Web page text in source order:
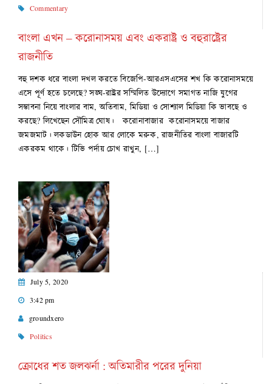
Commentary
বাংলা এখন – করোনাসময় এবং একরাষ্ট্র ও বহুরাষ্ট্রের
রাজনীতি
বহু দশক ধরে বাংলা দখল করতে বিজেপি-আরএসএসের শখ কি করোনাসময়ে
এসে পূর্ণ হতে চলেছে? সঙ্ঘ-রাষ্ট্রর সম্মিলিত উদ্যোগে সমাগত নাজি যুগের
সম্ভাবনা নিয়ে বাংলার বাম, অতিবাম, মিডিয়া ও সোশ্যাল মিডিয়া কি ভাবছে ও
করছে? লিখেছেন সৌমিত্র ঘোষ। করোনাবাজার করোনাসময়ে বাজার
জমজমাট। লকডাউন হোক আর লোকে মরুক, রাজনীতির বাংলা বাজারটি
একরকম থাকে। টিভি পর্দায় চোখ রাখুন, […]
July 5, 2020
3:42 pm
groundxero
Politics
ক্রোধের শত জলঝর্না : অতিমারীর পরের দুনিয়া